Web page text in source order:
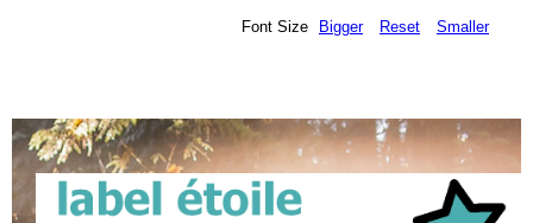
Font Size Bigger Reset Smaller